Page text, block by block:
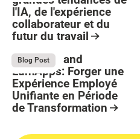
Button Text
l'IA, de l'expérience
collaborateur et du
futur du travail
July 13, 2026
Blog Post
Stellantis and
LumApps: Forger une
Expérience Employé
Unifiante en Période
de Transformation